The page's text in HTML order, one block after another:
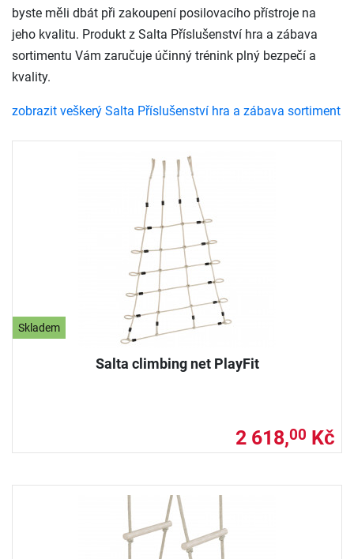
Skladem
Salta climbing net PlayFit
2 618,00 Kč
byste měli dbát při zakoupení posilovacího přístroje na
jeho kvalitu. Produkt z Salta Příslušenství hra a zábava
sortimentu Vám zaručuje účinný trénink plný bezpečí a
kvality.
zobrazit veškerý Salta Příslušenství hra a zábava sortiment